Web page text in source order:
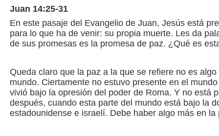
Juan 14:25-31
En este pasaje del Evangelio de Juan, Jesús está
para lo que ha de venir: su propia muerte. Les da
de sus promesas es la promesa de paz. ¿Qué es
Queda claro que la paz a la que se refiere no es
mundo. Ciertamente no estuvo presente en el
vivió bajo la opresión del poder de Roma. Y no está
después, cuando esta parte del mundo está bajo la
estadounidense e israelí. Debe haber algo más en